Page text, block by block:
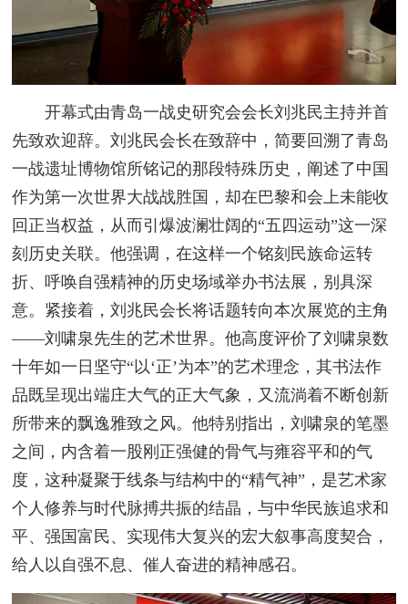
开幕式由青岛一战史研究会会长刘兆民主持并首
先致欢迎辞。刘兆民会长在致辞中，简要回溯了青岛
一战遗址博物馆所铭记的那段特殊历史，阐述了中国
作为第一次世界大战战胜国，却在巴黎和会上未能收
回正当权益，从而引爆波澜壮阔的“五四运动”这一深
刻历史关联。他强调，在这样一个铭刻民族命运转
折、呼唤自强精神的历史场域举办书法展，别具深
意。紧接着，刘兆民会长将话题转向本次展览的主角
——刘啸泉先生的艺术世界。他高度评价了刘啸泉数
十年如一日坚守“以‘正’为本”的艺术理念，其书法作
品既呈现出端庄大气的正大气象，又流淌着不断创新
所带来的飘逸雅致之风。他特别指出，刘啸泉的笔墨
之间，内含着一股刚正强健的骨气与雍容平和的气
度，这种凝聚于线条与结构中的“精气神”，是艺术家
个人修养与时代脉搏共振的结晶，与中华民族追求和
平、强国富民、实现伟大复兴的宏大叙事高度契合，
给人以自强不息、催人奋进的精神感召。